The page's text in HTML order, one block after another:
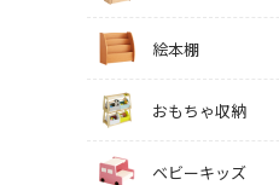
絵本棚
おもちゃ収納
ベビーキッズ